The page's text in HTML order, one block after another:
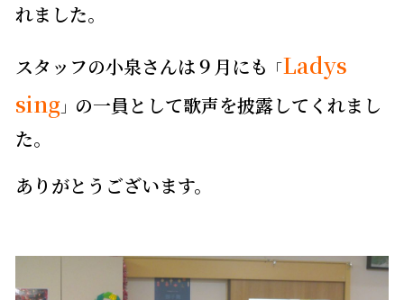
れました。
スタッフの小泉さんは９月にも 「Ladys
sing」 の一員として歌声を披露してくれまし
た。
ありがとうございます。